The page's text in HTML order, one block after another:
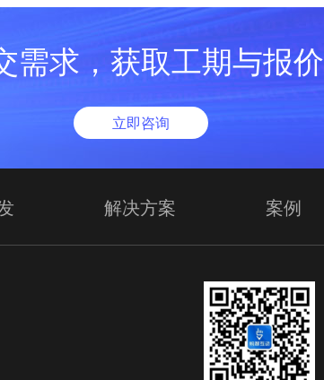
需求，获取工期与报价
立即咨询
解决方案 案例